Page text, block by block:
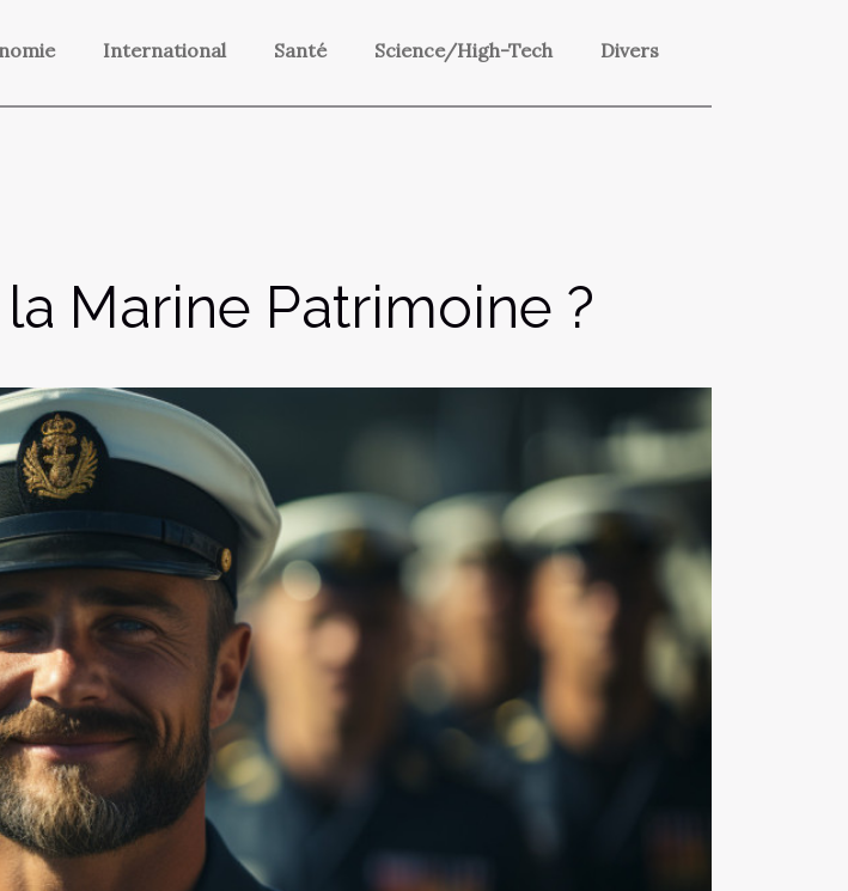
International Santé Science/High-Tech Divers
Marine Patrimoine ?